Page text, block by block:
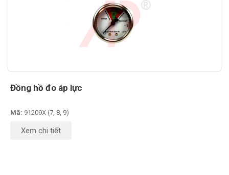
Đồng hồ đo áp lực
Mã: 91209X (7, 8, 9)
Xem chi tiết